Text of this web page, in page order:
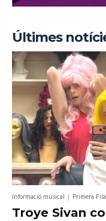
Últimes
Informació musical Primera Fila
Troye Sivan